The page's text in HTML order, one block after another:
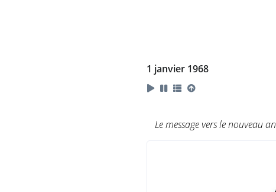
1 janvier 1968
Le message vers le nouveau an